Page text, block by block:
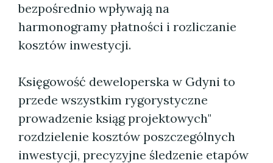
bezpośrednio wpływają na
harmonogramy płatności i rozliczanie
kosztów inwestycji.
Księgowość deweloperska w Gdyni to
przede wszystkim rygorystyczne
prowadzenie ksiąg projektowych"
rozdzielenie kosztów poszczególnych
inwestycji, precyzyjne śledzenie etapów